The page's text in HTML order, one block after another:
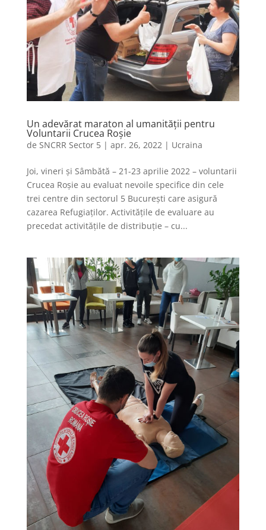
Un adevărat maraton al umanității pentru
Voluntarii Crucea Roșie
de SNCRR Sector 5| apr. 26, 2022 | Ucraina
Joi, vineri și Sâmbătă – 21-23 aprilie 2022 – voluntarii
Crucea Roșie au evaluat nevoile specifice din cele
trei centre din sectorul 5 București care asigură
cazarea Refugiaților. Activitățile de evaluare au
precedat activitățile de distribuție – cu...